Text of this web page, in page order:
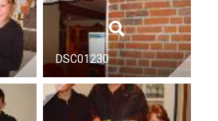
DSC01230